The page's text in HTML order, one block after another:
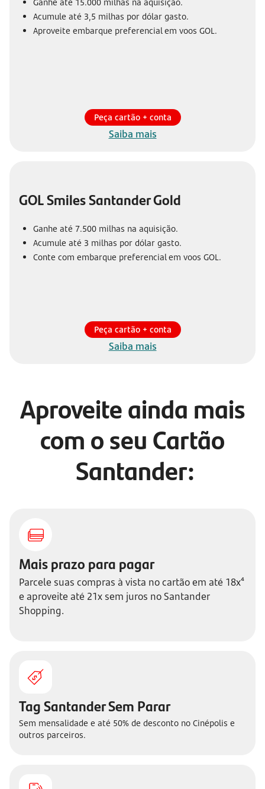
Acumule até 3,5 milhas por dólar gasto.
Aproveite embarque preferencial em voos GOL.
Peça cartão + conta
Saiba mais
GOL Smiles Santander Gold
Ganhe até 7.500 milhas na aquisição.
Acumule até 3 milhas por dólar gasto.
Conte com embarque preferencial em voos GOL.
Peça cartão + conta
Saiba mais
Aproveite ainda mais
com o seu Cartão
Santander:
Mais prazo para pagar
Parcele suas compras à vista no cartão em até 18x⁴
e aproveite até 21x sem juros no Santander
Shopping.
Tag Santander Sem Parar
Sem mensalidade e até 50% de desconto no Cinépolis e
outros parceiros.